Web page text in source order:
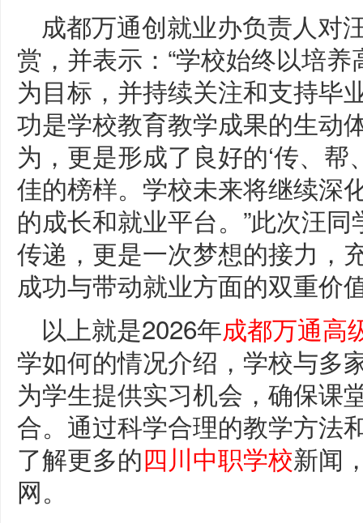
成都万通创就业办负责人对
赏，并表示：“学校始终以培
为目标，并持续关注和支持毕
功是学校教育教学成果的生动
为，更是形成了良好的‘传、
佳的榜样。学校未来将继续深
的成长和就业平台。”此次汪
传递，更是一次梦想的接力，
成功与带动就业方面的双重价
以上就是2026年成都万通高
学如何的情况介绍，学校与多
为学生提供实习机会，确保课
合。通过科学合理的教学方法
了解更多的四川中职学校新闻
网。